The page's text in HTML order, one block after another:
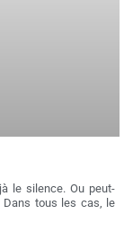
le silence. Ou peut-
Dans tous les cas, le